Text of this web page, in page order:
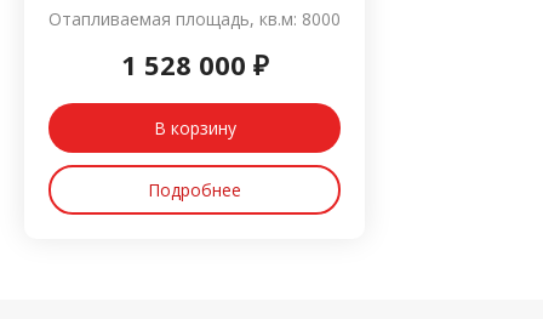
Отапливаемая площадь, кв.м: 8000
1 528 000 ₽
В корзину
Подробнее